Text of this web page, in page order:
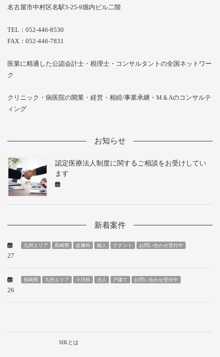
名古屋市中村区名駅3-25-9堀内ビル二階
TEL：052-446-8530
FAX：052-446-7831
医業に精通した公認会計士・税理士・コンサルタントの全国ネットワー
ク
クリニック・病医院の開業・経営・相続/事業承継・M＆Aのコンサルテ
ィング
お知らせ
認定医療法人制度に関するご相談をお受けしてい
ます
新着案件
九州エリア 長崎県 皮膚科 個人 テナント お問い合わせ受付中
27
長崎県 九州エリア 小児科 法人 戸建て お問い合わせ受付中
26
SIKとは